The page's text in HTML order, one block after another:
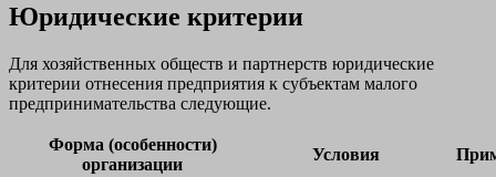
Юридические критерии
Для хозяйственных обществ и партнерств юридические
критерии отнесения предприятия к субъектам малого
предпринимательства следующие.
Форма (особенности)
организации
Условия